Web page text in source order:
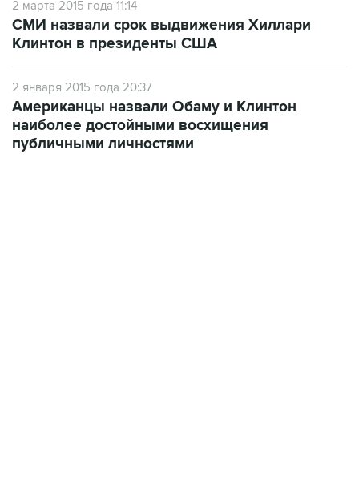
Клинтон в президенты США
2 января 2015 года 20:37
наиболее достойными восхищения
публичными личностями